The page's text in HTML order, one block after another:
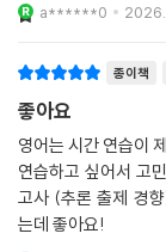
a******0
종이책
좋아요
영어는 시간 연습이
연습하고 싶어서 고
고사 (추론 출제 경향) Season2＞ 일단
는데 좋아요!